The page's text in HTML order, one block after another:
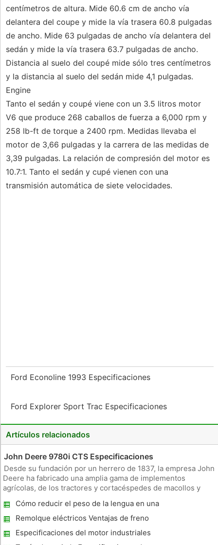
centímetros de altura. Mide 60.6 cm de ancho vía
delantera del coupe y mide la vía trasera 60.8 pulgadas
de ancho. Mide 63 pulgadas de ancho vía delantera del
sedán y mide la vía trasera 63.7 pulgadas de ancho.
Distancia al suelo del coupé mide sólo tres centímetros
y la distancia al suelo del sedán mide 4,1 pulgadas.
Engine
Tanto el sedán y coupé viene con un 3.5 litros motor
V6 que produce 268 caballos de fuerza a 6,000 rpm y
258 lb-ft de torque a 2400 rpm. Medidas llevaba el
motor de 3,66 pulgadas y la carrera de las medidas de
3,39 pulgadas. La relación de compresión del motor es
10.7:1. Tanto el sedán y cupé vienen con una
transmisión automática de siete velocidades.
Ford Econoline 1993 Especificaciones
Ford Explorer Sport Trac Especificaciones
Artículos relacionados
John Deere 9780i CTS Especificaciones
Desde su fundación por un herrero de 1837, la empresa John
Deere ha fabricado una amplia gama de implementos
agrícolas, de los tractores y cortacéspedes de macollos y
9780i, una cosechadora cosecha para el corte, la trilla y la
limpieza. Cuando
Cómo reducir el peso de la lengua en una
rueda Five Remolque
Remolque eléctricos Ventajas de freno
Especificaciones del motor industriales